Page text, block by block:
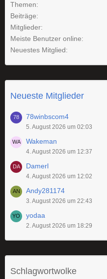
Themen
Beiträge
Mitglieder
Meiste Benutzer online
Neuestes Mitglied
Neueste Mitglieder
78winbscom4
5. August 2026 um 02:03
Wakeman
4. August 2026 um 12:37
Damerl
4. August 2026 um 12:02
Andy281174
3. August 2026 um 22:43
yodaa
2. August 2026 um 18:29
Schlagwortwolke